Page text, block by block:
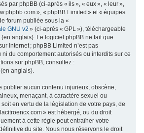
par phpBB (ci-après « ils », « eux », « leur »,
», « phpBB Limited » et « équipes
forum publiée sous la «
GNU v2 » (ci-après « GPL »), téléchargeable
(en anglais). Le logiciel phpBB ne fait que
Internet ; phpBB Limited n’est pas
du comportement autorisés ou interdits sur ce
sur phpBB, consultez :
anglais).
publier aucun contenu injurieux, obscène,
menaçant, à caractère sexuel ou
en vertu de la législation de votre pays, de
» est hébergé, ou du droit
à cette règle peut entraîner votre
du site. Nous nous réservons le droit